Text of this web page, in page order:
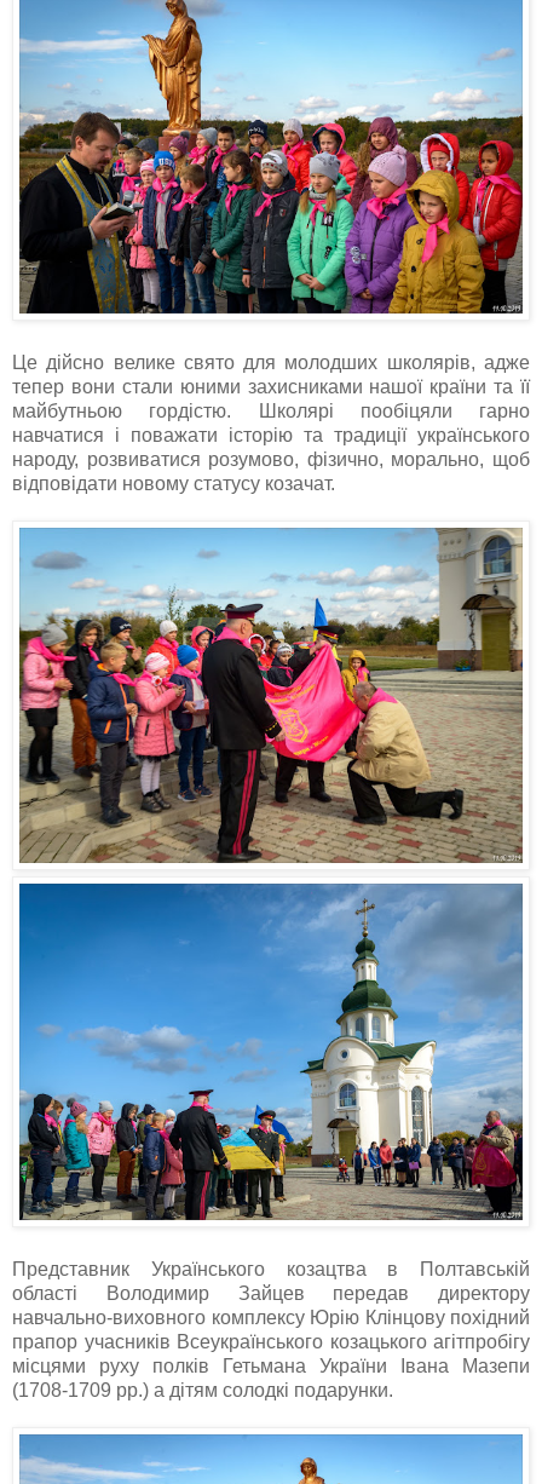
Це дійсно велике свято для молодших школярів, адже
тепер вони стали юними захисниками нашої країни та її
майбутньою гордістю. Школярі пообіцяли гарно
навчатися і поважати історію та традиції українського
народу, розвиватися розумово, фізично, морально, щоб
відповідати новому статусу козачат.
Представник Українського козацтва в Полтавській
області Володимир Зайцев передав директору
навчально-виховного комплексу Юрію Клінцову похідний
прапор учасників Всеукраїнського козацького агітпробігу
місцями руху полків Гетьмана України Івана Мазепи
(1708-1709 рр.) а дітям солодкі подарунки.